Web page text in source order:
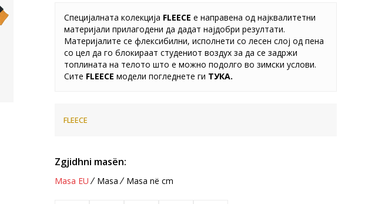
Специјалната колекција FLEECE е направена од најквалитетни
материјали прилагодени да дадат најдобри резултати.
Материјалите се флексибилни, исполнети со лесен слој од пена
со цел да го блокираат студениот воздух за да се задржи
топлината на телото што е можно подолго во зимски услови.
Сите FLEECE модели погледнете ги ТУКА.
FLEECE
Zgjidhni masën:
Masa EU Masa Masa në cm